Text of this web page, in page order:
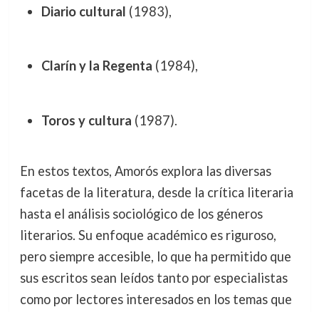
Diario cultural (1983),
Clarín y la Regenta (1984),
Toros y cultura (1987).
En estos textos, Amorós explora las diversas
facetas de la literatura, desde la crítica literaria
hasta el análisis sociológico de los géneros
literarios. Su enfoque académico es riguroso,
pero siempre accesible, lo que ha permitido que
sus escritos sean leídos tanto por especialistas
como por lectores interesados en los temas que